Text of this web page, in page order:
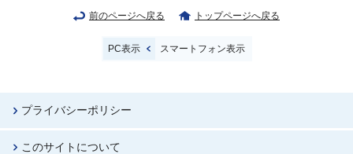
前のページへ戻る トップページへ戻る
PC表示 スマートフォン表示
プライバシーポリシー
このサイトについて